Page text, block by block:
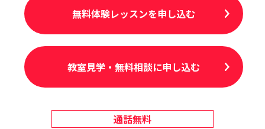
無料体験レッスンを申し込む
教室見学・無料相談に申し込む
通話無料